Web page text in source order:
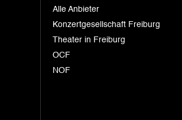
Alle Anbieter
Konzertgesellschaft Freiburg
Theater in Freiburg
OCF
NOF